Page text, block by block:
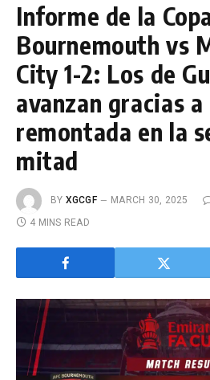
Informe de la
Bournemouth vs
City 1-2: Los de
avanzan gracias a
remontada en la
mitad
BY XGCGF MARCH 30, 2025
4 MINS READ